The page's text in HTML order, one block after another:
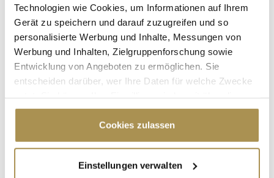
Technologien wie Cookies, um Informationen auf Ihrem
Gerät zu speichern und darauf zuzugreifen und so
personalisierte Werbung und Inhalte, Messungen von
Werbung und Inhalten, Zielgruppenforschung sowie
Entwicklung von Angeboten zu ermöglichen. Sie
entscheiden darüber, wer Ihre Daten für welche Zwecke
Cookie-Erklärung oder durch Klicken auf das Privacy
Trigger Symbol ändern oder widerrufen
Informationen über Ihre geografische Lage
Cookies zulassen
Einstellungen verwalten